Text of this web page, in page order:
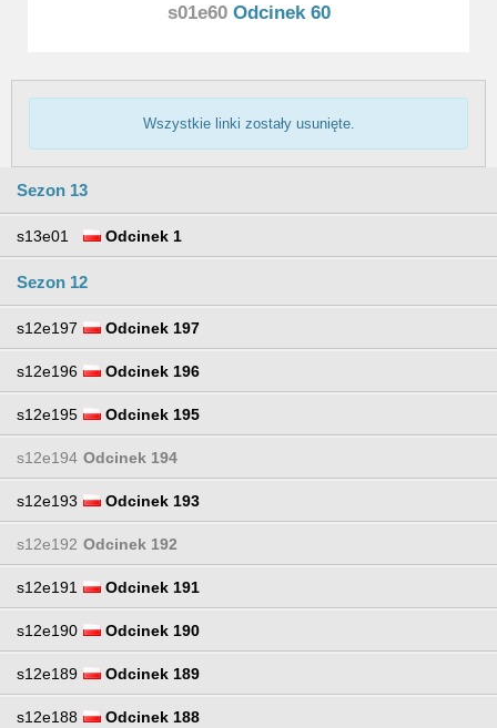
s01e60Odcinek 60
Wszystkie linki zostały usunięte.
Sezon 13
s13e01 Odcinek 1
Sezon 12
s12e197 Odcinek 197
s12e196 Odcinek 196
s12e195 Odcinek 195
s12e194 Odcinek 194
s12e193 Odcinek 193
s12e192 Odcinek 192
s12e191 Odcinek 191
s12e190 Odcinek 190
s12e189 Odcinek 189
s12e188 Odcinek 188